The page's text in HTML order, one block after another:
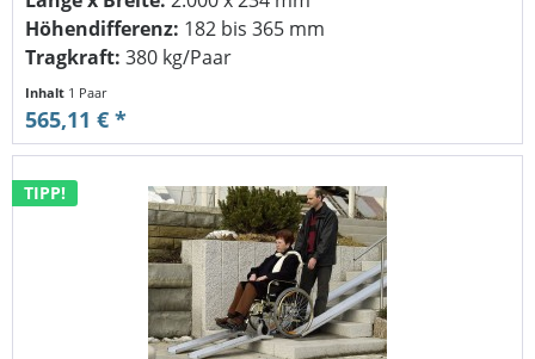
Höhendifferenz: 182 bis 365 mm
Tragkraft: 380 kg/Paar
Inhalt 1 Paar
565,11 € *
TIPP!